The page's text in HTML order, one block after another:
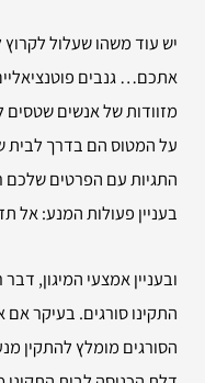
יש עוד משהו שעלול לקרוץ
אתכם… גנבים
מזוודות של אנשים
על המטוס הם בדרך לבית
התגיות עם הפרטים שלכם
בעניין פעולות המנע: אל
ובעניין אמצעי המיגון,
התקינו סורגים. בעיקר
הסורגים מומלץ להתקין